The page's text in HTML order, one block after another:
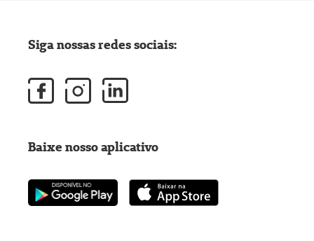
Siga nossas redes sociais:
Baixe nosso aplicativo